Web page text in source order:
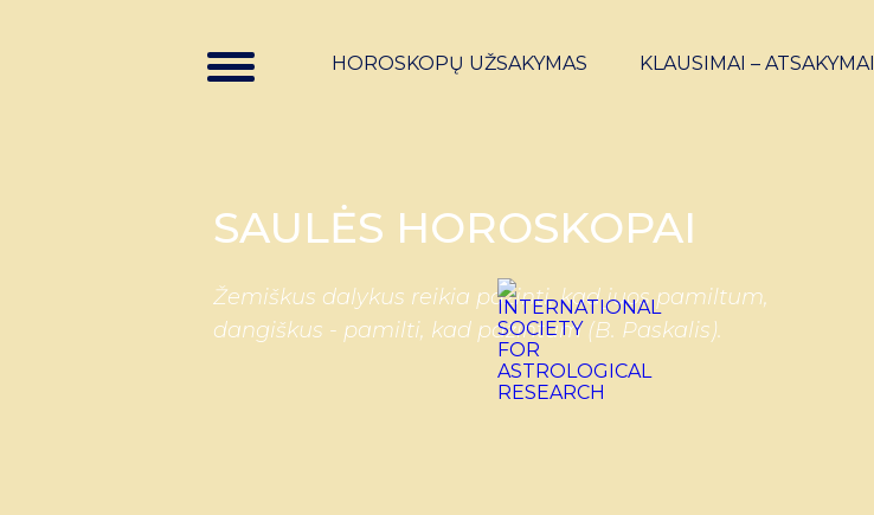
HOROSKOPŲ UŽSAKYMAS KLAUSIMAI – ATSAKYMAI
SAULĖS HOROSKOPAI
Žemiškus dalykus reikia pažinti, kad juos pamiltum,
dangiškus - pamilti, kad pažintum (B. Paskalis).